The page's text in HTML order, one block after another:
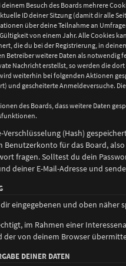
Besuch des Boards mehrere
ID deiner Sitzung (damit dir alle
über deine Teilnahme an
von einem Jahr. Alle Cookies
die du bei der Registrierung, in
Betreiber weitere Daten als notwendig
Nachricht erstellst, so werden die
weiterhin bei folgenden Aktionen
und gescheiterte Anmeldeversuche.
des Boards, dass weitere Daten
(Hash)
Benutzerkonto für das Board,
fragen. Solltest du dein
deiner E-Mail-Adresse und
eingegebenen und oben
im Rahmen einer
der von deinem Browser
DEINER DATEN